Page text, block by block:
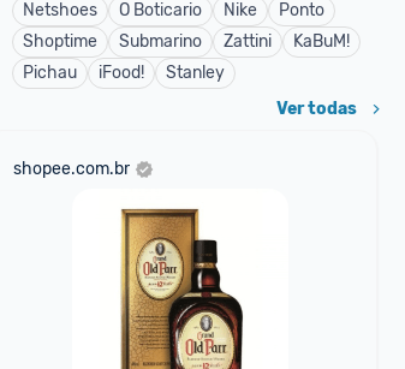
Netshoes
O Boticario Nike
Ponto
Shoptime
Submarino Zattini
KaBuM!
Pichau
iFood! Stanley
Ver todas
shopee.com.br